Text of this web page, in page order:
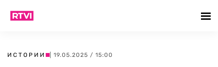
ИСТОРИИ | 19.05.2025 / 15:00